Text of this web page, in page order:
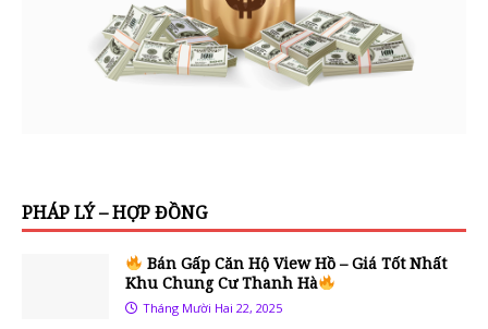
PHÁP LÝ – HỢP ĐỒNG
Bán Gấp Căn Hộ View Hồ – Giá Tốt Nhất
Khu Chung Cư Thanh Hà
Tháng Mười Hai 22, 2025